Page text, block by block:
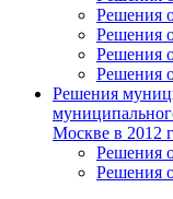
Решения
Решения
Решения
Решения
Решения
Москве в 2012
Решения
Решения